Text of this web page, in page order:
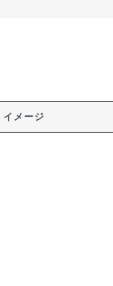
イメージ